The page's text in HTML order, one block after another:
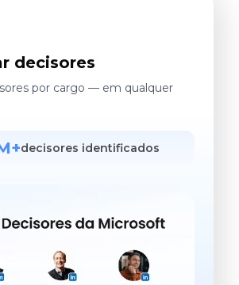
decisores
por cargo — em qualquer
decisores identificados